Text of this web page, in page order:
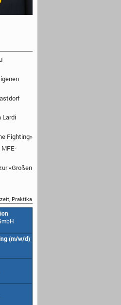
Lardi
Fighting»
«Großen
Praktika
(m/w/d)